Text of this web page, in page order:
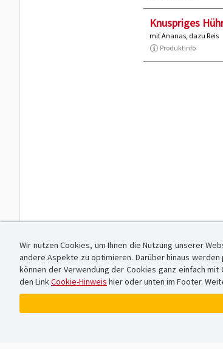
Knuspriges
mit Ananas, dazu Reis
Produktinfo
Wir nutzen Cookies, um Ihnen die Nutzung unserer
andere Aspekte zu optimieren. Darüber hinaus
können der Verwendung der Cookies ganz einfach
den LinkCookie-Hinweis hier oder unten im Footer.